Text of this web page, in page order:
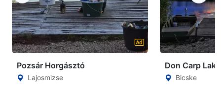
Pozsár Horgásztó
Lajosmizse
Don Carp Lake
Bicske